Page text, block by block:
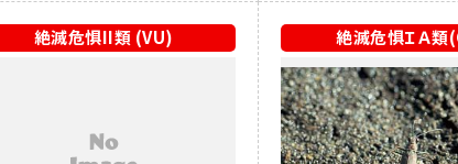
絶滅危惧II類 (VU) 絶滅危惧ＩＡ類